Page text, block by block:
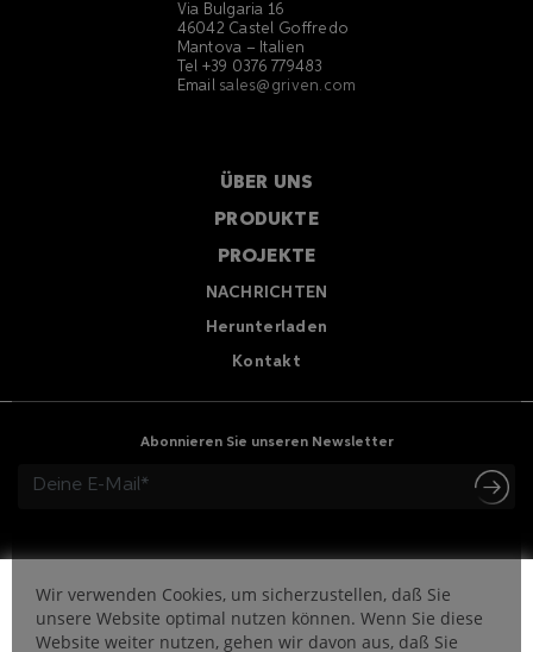
Via Bulgaria 16
46042 Castel Goffredo
Mantova – Italien
Tel +39 0376 779483
Email sales@griven.com
ÜBER UNS
PRODUKTE
PROJEKTE
NACHRICHTEN
Herunterladen
Kontakt
Abonnieren Sie unseren Newsletter
Wir verwenden Cookies, um sicherzustellen, daß Sie
unsere Website optimal nutzen können. Wenn Sie diese
Website weiter nutzen, gehen wir davon aus, daß Sie